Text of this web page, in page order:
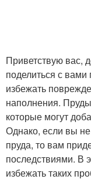
Приветствую вас,
поделиться с
избежать
наполнения.
которые могут
Однако, если вы
пруда, то вам
последствиями. В
избежать таких